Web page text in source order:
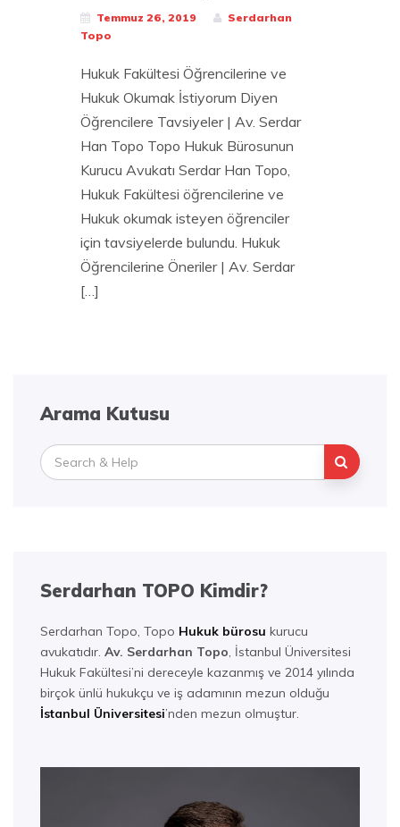
Temmuz 26, 2019
Serdarhan
Topo
Hukuk Fakültesi Öğrencilerine ve
Hukuk Okumak İstiyorum Diyen
Öğrencilere Tavsiyeler | Av. Serdar
Han Topo Topo Hukuk Bürosunun
Kurucu Avukatı Serdar Han Topo,
Hukuk Fakültesi öğrencilerine ve
Hukuk okumak isteyen öğrenciler
için tavsiyelerde bulundu. Hukuk
Öğrencilerine Öneriler | Av. Serdar
[…]
Arama Kutusu
Search
for:
Serdarhan TOPO Kimdir?
Serdarhan Topo, Topo Hukuk bürosu kurucu
avukatıdır. Av. Serdarhan Topo, İstanbul Üniversitesi
Hukuk Fakültesi’ni dereceyle kazanmış ve 2014 yılında
birçok ünlü hukukçu ve iş adamının mezun olduğu
İstanbul Üniversitesi’nden mezun olmuştur.